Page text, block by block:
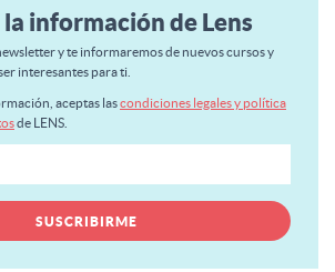
información de Lens
y te informaremos de nuevos cursos y
interesantes para ti.
aceptas lascondiciones legales y política
de LENS.